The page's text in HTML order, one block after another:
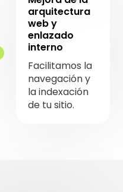
arquitectura
web y
enlazado
interno
Facilitamos la
navegación y
la indexación
de tu sitio.